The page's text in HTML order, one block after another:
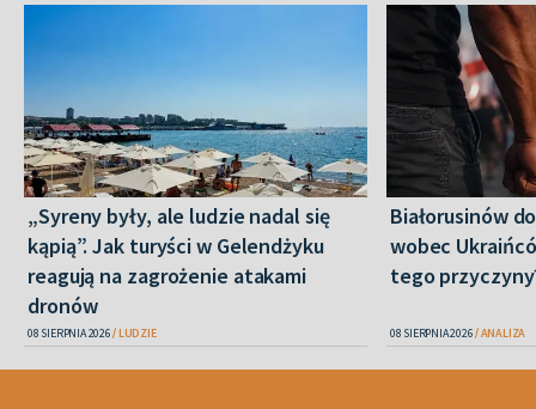
„Syreny były, ale ludzie nadal się
kąpią”. Jak turyści w Gelendżyku
reagują na zagrożenie atakami
dronów
08 SIERPNIA 2026 LUDZIE
Białorusinów
wobec
tego
08 SIERPNIA 2026 ANALIZA